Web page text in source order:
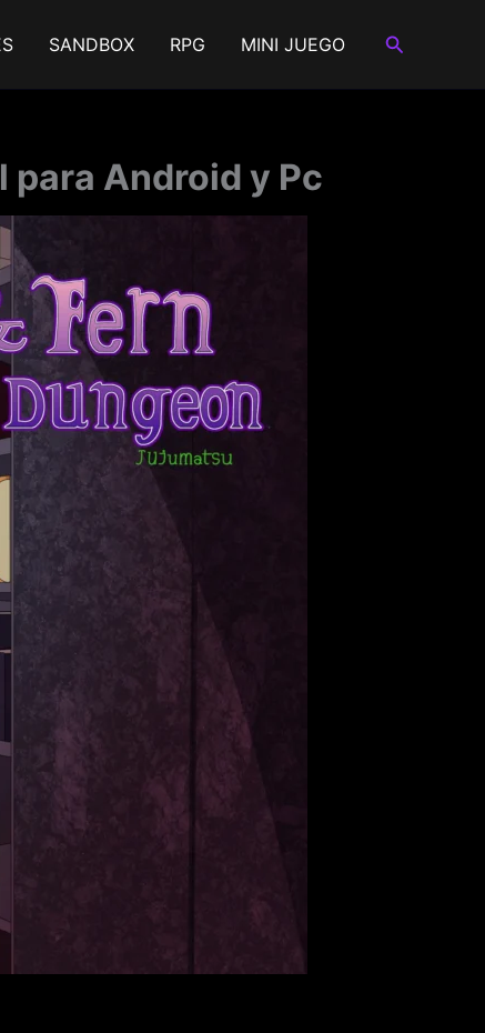
SANDBOX RPG MINI JUEGO Buscar
para Android y Pc